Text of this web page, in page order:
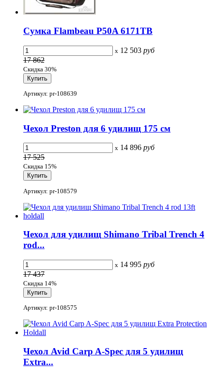
Сумка Flambeau P50A 6171TB
x 12 503 руб
17 862
Скидка 30%
Артикул: pr-108639
Чехол Preston для 6 удилищ 175 см
x 14 896 руб
17 525
Скидка 15%
Артикул: pr-108579
Чехол для удилищ Shimano Tribal Trench 4
rod...
x 14 995 руб
17 437
Скидка 14%
Артикул: pr-108575
Чехол Avid Carp A-Spec для 5 удилищ
Extra...